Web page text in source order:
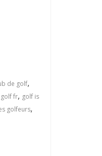
de golf,
golf fr, golf is
golfeurs,